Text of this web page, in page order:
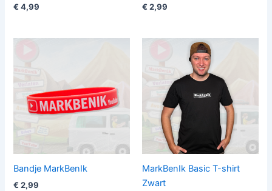
€ 4,99 € 2,99
Bandje MarkBenIk
€ 2,99
MarkBenIk Basic T-shirt
Zwart